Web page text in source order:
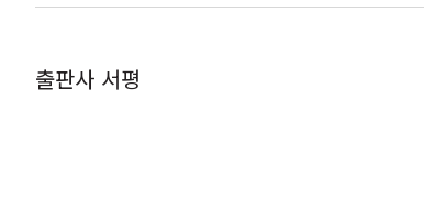
출판사 서평